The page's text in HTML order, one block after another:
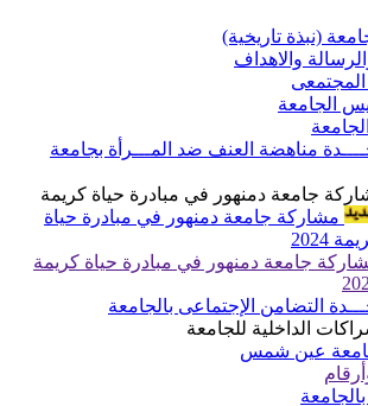
(نبذة تاريخية)
والاهداف
المجتمعى
الجامعة
مناهضة العنف ضد المـــرأة بجامعة
جامعة دمنهور في مبادرة حياة كريمة
مشاركة جامعة دمنهور في مبادرة حياة
2024
جامعة دمنهور في مبادرة حياة كريمة
التضامن الإجتماعى بالجامعة
الداخلية للجامعة
عين شمس
بالجامعة